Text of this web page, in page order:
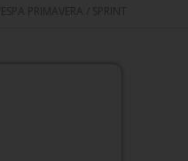
aquí
PRIMAVERA / SPRINT